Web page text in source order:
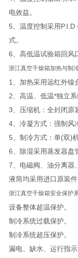
电效益。
5、温度控制采用
式。
6、高低温试验箱回风
浙江真空干燥箱加热与制
1、加热采用远红外镍
2、高温、低温*独立系
3、压缩机：全封闭原
4、冷凝方式：强制风
5、制冷方式：单(双)机
6、除湿采用蒸发器盘
7、电磁阀、油分离器
液筒均采用进口原装件
浙江真空干燥箱安全保护
设备整体超温保护。
制冷系统过载保护。
制冷系统超压保护。
漏电、缺水、运行指